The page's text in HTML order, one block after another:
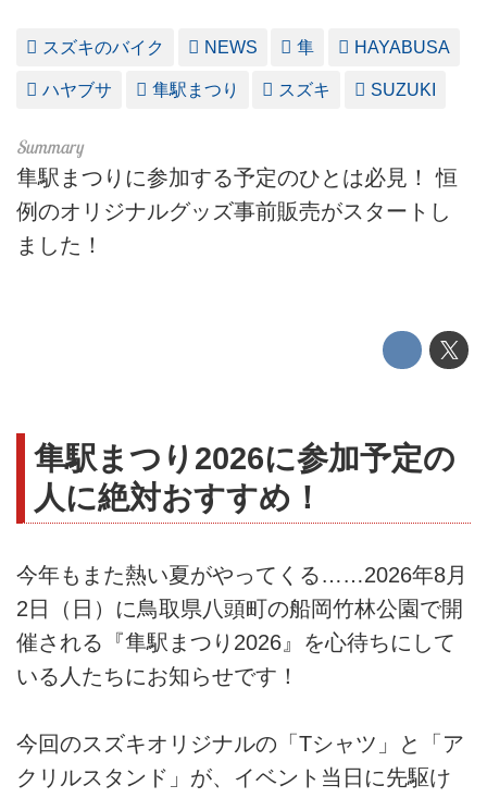
スズキのバイク NEWS 隼 HAYABUSA
ハヤブサ 隼駅まつり スズキ SUZUKI
隼駅まつりに参加する予定のひとは必見！ 恒
例のオリジナルグッズ事前販売がスタートし
ました！
隼駅まつり2026に参加予定の
人に絶対おすすめ！
今年もまた熱い夏がやってくる……2026年8月
2日（日）に鳥取県八頭町の船岡竹林公園で開
催される『隼駅まつり2026』を心待ちにして
いる人たちにお知らせです！
今回のスズキオリジナルの「Tシャツ」と「ア
クリルスタンド」が、イベント当日に先駆け